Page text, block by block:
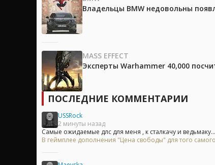
Владельцы BMW недовольны
MASS EFFECT
Эксперты Warhammer 40,000
ПОСЛЕДНИЕ КОММЕНТАРИИ
USSRock
2 минуты назад
Самые ожидаемые длс для меня , к сталкачу и ведьмаку...
В геймплее дополнения "Цена свободы" для того